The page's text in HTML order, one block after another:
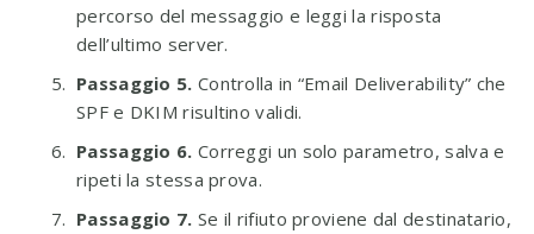
percorso del messaggio e leggi la risposta
dell’ultimo server.
Passaggio 5. Controlla in “Email Deliverability” che
SPF e DKIM risultino validi.
Passaggio 6. Correggi un solo parametro, salva e
ripeti la stessa prova.
Passaggio 7. Se il rifiuto proviene dal destinatario,